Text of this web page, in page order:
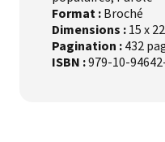
Format : Broché
Dimensions : 15 x
Pagination : 432
ISBN :979-10-